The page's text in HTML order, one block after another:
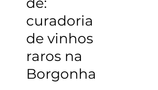
curadoria
de vinhos
raros na
Borgonha